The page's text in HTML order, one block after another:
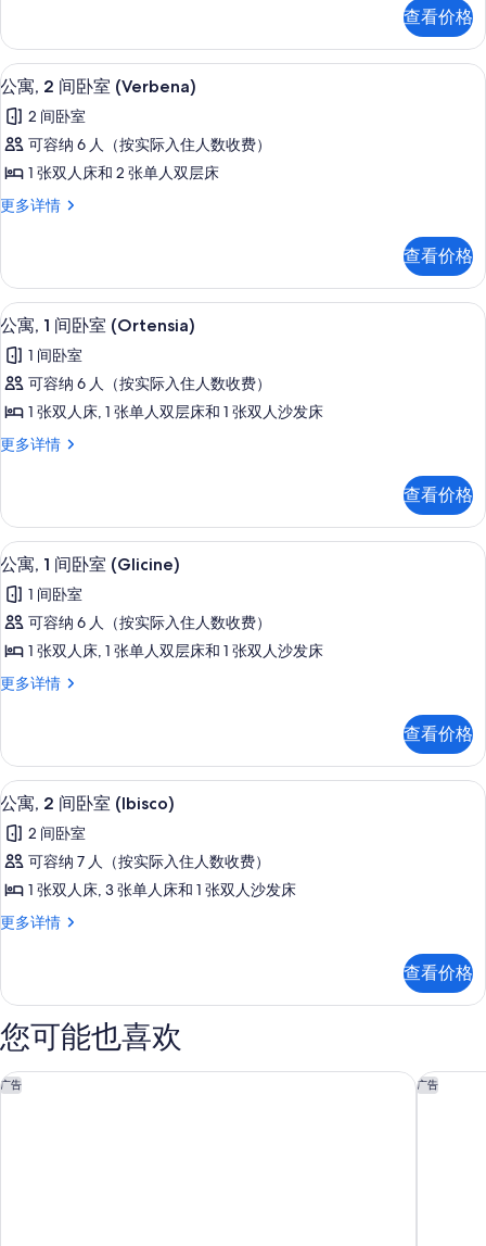
室
(Girasole)
的
所
有
照
片
间
卧
室
更
多
息
查看价格
显
示
公
寓,
2
间
室
(Verbena)
的
所
有
照
片
6
公寓, 2 间卧室 (Verbena)
2 间卧室
可容纳 6 人（按实际入住人数收费）
1 张双人床和 2 张单人双层床
更多详情
公
卧
室
(Verbena)
多
信
查看价格
显
示
公
寓,
1
间
室
(Ortensia)
的
所
有
照
片
6
公寓, 1 间卧室 (Ortensia)
1 间卧室
可容纳 6 人（按实际入住人数收费）
1 张双人床, 1 张单人双层床和 1 张双人沙发床
更多详情
公
卧
室
(Ortensia)
多
信
查看价格
显
示
公
寓,
1
间
室
(Glicine)
的
所
有
照
片
公寓, 1 间卧室 (Glicine) | 私人厨房 |
7
公寓, 1 间卧室 (Glicine)
1 间卧室
可容纳 6 人（按实际入住人数收费）
1 张双人床, 1 张单人双层床和 1 张双人沙发床
更多详情
公
卧
室
(Glicine)
多
信
查看价格
显
示
公
寓,
2
间
室
(Ibisco)
的
所
有
5
公寓, 2 间卧室 (Ibisco)
2 间卧室
可容纳 7 人（按实际入住人数收费）
1 张双人床, 3 张单人床和 1 张双人沙发床
更多详情
公
卧
室
(Ibisco)
更
多
信
查看价格
您可能也喜欢
广告
阿克多尔斯酒店 广告
加尔达